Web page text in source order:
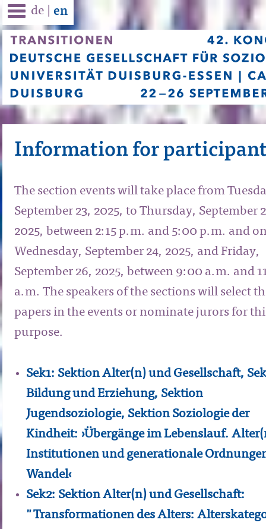
de en
Information for
The section events will take place from
September 23, 2025, to Thursday, September
2025, between 2:15 p.m. and 5:00 p.m. and
Wednesday, September 24, 2025, and Friday,
September 26, 2025, between 9:00 a.m. and
a.m. The speakers of the sections will select
papers in the events or nominate jurors for
purpose.
Sek1: Sektion Alter(n) und Gesellschaft,
Bildung und Erziehung, Sektion
Jugendsoziologie, Sektion Soziologie der
Kindheit: ›Übergänge im Lebenslauf.
Institutionen und generationale
Wandel‹
Sek2: Sektion Alter(n) und Gesellschaft:
"Transformationen des Alters: